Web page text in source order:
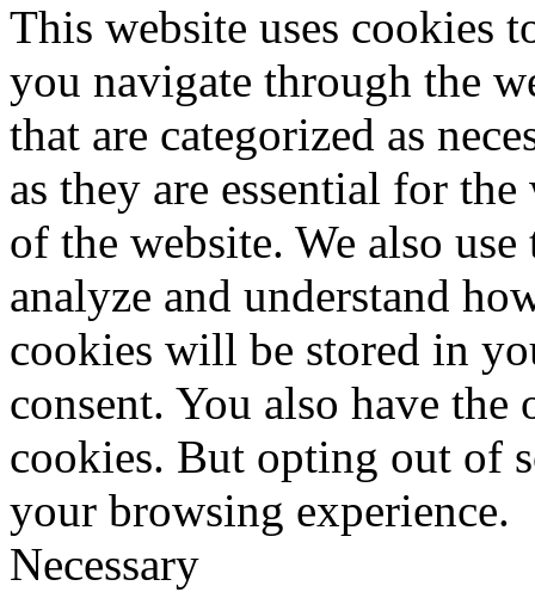
This website uses cookies
you navigate through the
that are categorized as
as they are essential for
of the website. We also
analyze and understand
cookies will be stored in
consent. You also have
cookies. But opting out of
your browsing experience.
Necessary